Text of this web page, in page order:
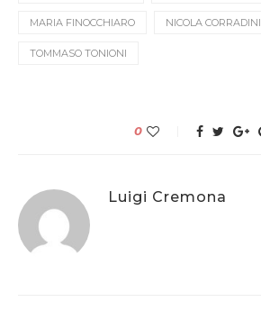
MARIA FINOCCHIARO NICOLA CORRADINI
TOMMASO TONIONI
0
Luigi Cremona